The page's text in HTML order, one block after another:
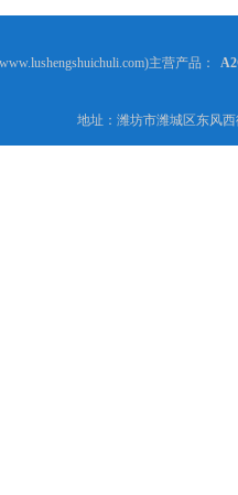
主营产品：
地址：潍坊市潍城区东风